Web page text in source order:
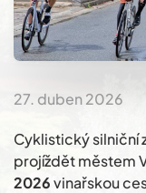
27. duben 2026
Cyklistický silniční
projíždět městem
2026vinařskou